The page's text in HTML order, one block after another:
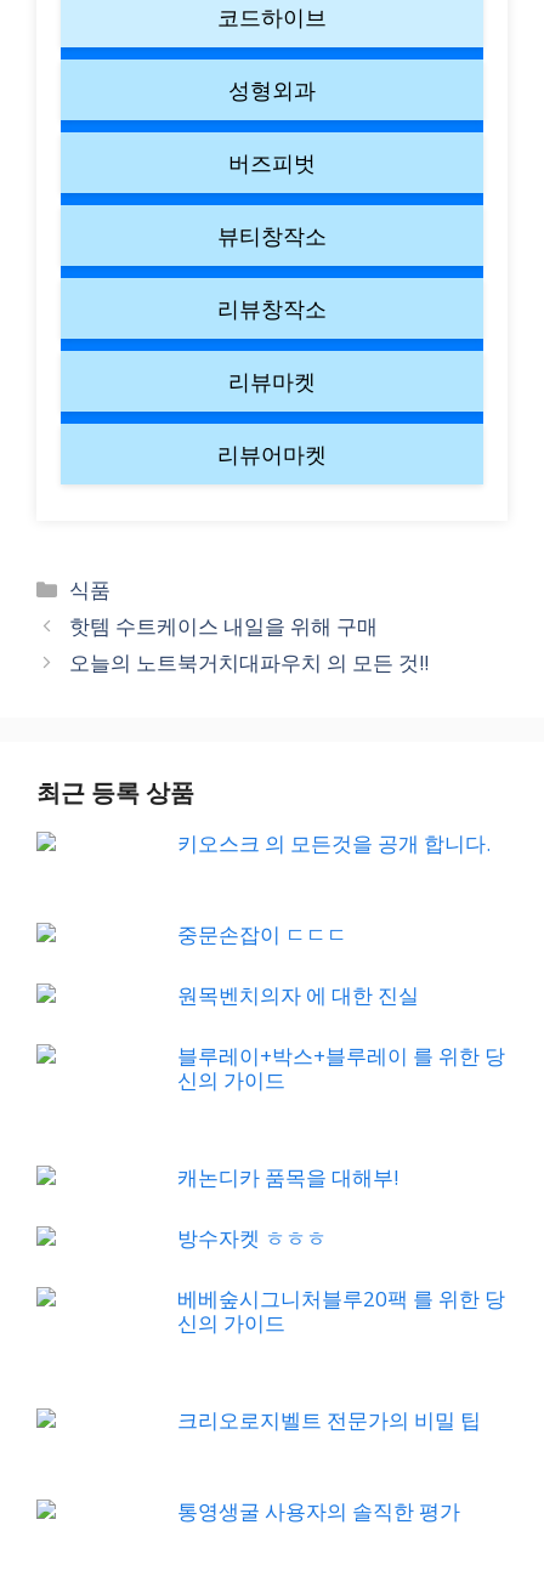
코드하이브
성형외과
버즈피벗
뷰티창작소
리뷰창작소
리뷰마켓
리뷰어마켓
Categories
식품
핫템 수트케이스 내일을 위해 구매
오늘의 노트북거치대파우치 의 모든 것!!
최근 등록 상품
키오스크 의 모든것을 공개 합니다.
중문손잡이 ㄷㄷㄷ
원목벤치의자 에 대한 진실
블루레이+박스+블루레이 를 위한 당
신의 가이드
캐논디카 품목을 대해부!
방수자켓 ㅎㅎㅎ
베베숲시그니처블루20팩 를 위한 당
신의 가이드
크리오로지벨트 전문가의 비밀 팁
통영생굴 사용자의 솔직한 평가